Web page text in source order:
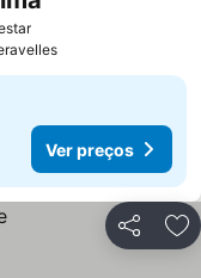
Ver preços
Partilhar